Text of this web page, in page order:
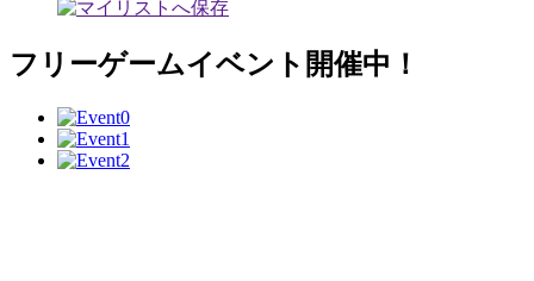
フリーゲームイベント開催中！